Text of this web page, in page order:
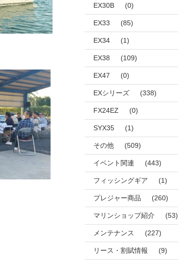
EX30B (0)
EX33 (85)
EX34 (1)
EX38 (109)
EX47 (0)
EXシリーズ (338)
FX24EZ (0)
SYX35 (1)
その他 (509)
イベント関連 (443)
フィッシングギア (1)
プレジャー商品 (260)
マリンショップ紹介 (53)
メンテナンス (227)
リース・割賦情報 (9)